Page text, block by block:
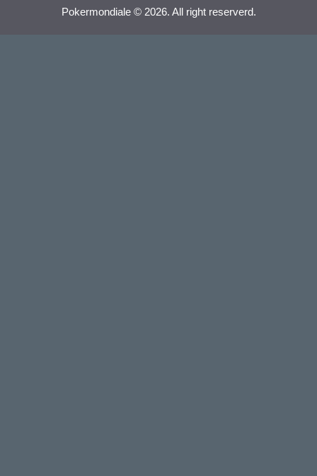
Pokermondiale © 2026. All right reserverd.